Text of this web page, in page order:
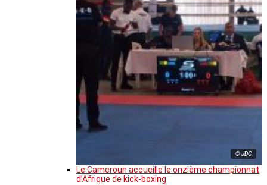
© JDC
Le Cameroun accueille le onzième championnat
d’Afrique de kick-boxing